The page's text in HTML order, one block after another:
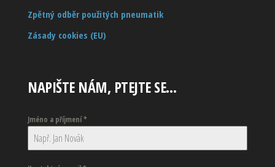
Zpětný odběr použitých pneumatik
Zásady cookies (EU)
NAPIŠTE NÁM, PTEJTE SE…
Jméno a příjmení*